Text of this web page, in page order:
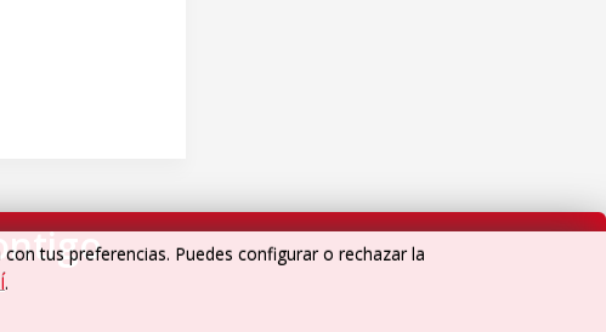
tus preferencias. Puedes configurar o rechazar la
.